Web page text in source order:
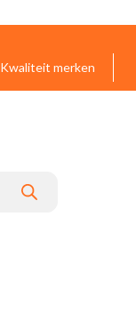
Kwaliteit merken